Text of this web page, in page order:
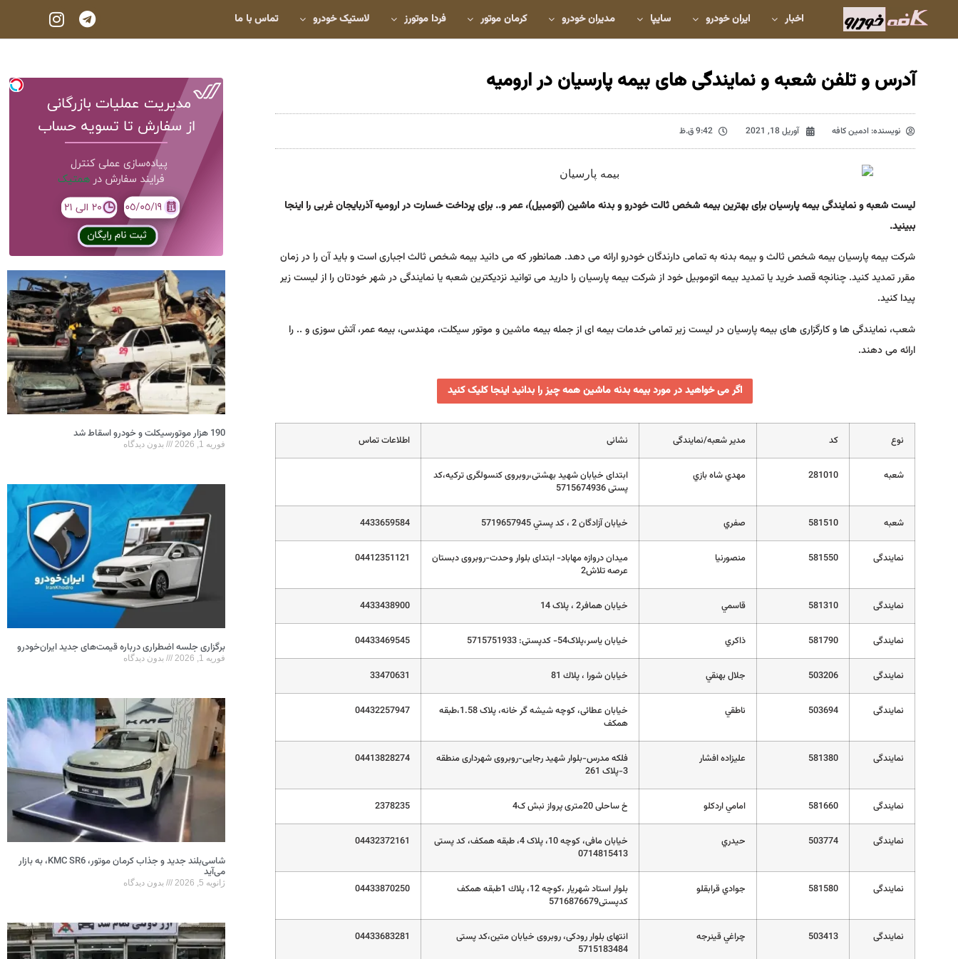
اخبار ایران خودرو سایپا مدیران خودرو کرمان موتور فردا موتورز لاستیک خودرو تماس با ما
آدرس و تلفن شعبه و نمایندگی های بیمه پارسیان در ارومیه
نویسنده: ادمین کافه آوریل 18, 2021 9:42 ق.ظ
لیست شعبه و نمایندگی بیمه پارسیان برای بهترین بیمه شخص ثالت خودرو و بدنه ماشین (اتومبیل)، عمر و.. برای پرداخت خسارت در ارومیه آذربایجان غربی را اینجا
ببینید.
شرکت بیمه پارسیان بیمه شخص ثالث و بیمه بدنه به تمامی دارندگان خودرو ارائه می دهد. همانطور که می دانید بیمه شخص ثالث اجباری است و باید آن را در زمان
مقرر تمدید کنید. چنانچه قصد خرید یا تمدید بیمه اتوموبیل خود از شرکت بیمه پارسیان را دارید می توانید نزدیکترین شعبه یا نمایندگی در شهر خودتان را از لیست زیر
پیدا کنید.
شعب، نمایندگی ها و کارگزاری های بیمه پارسیان در لیست زیر تمامی خدمات بیمه ای از جمله بیمه ماشین و موتور سیکلت، مهندسی، بیمه عمر، آتش سوزی و .. را
ارائه می دهند.
اگر می خواهید در مورد بیمه بدنه ماشین همه چیز را بدانید اینجا کلیک کنید
نوع کد مدیر شعبه/نمایندگی نشانی اطلاعات تماس
شعبه 281010 مهدي شاه بازي
ابتدای خیابان شهید بهشتی،روبروی کنسولگری ترکیه،کد
پستی 5715674936
شعبه 581510 صفري خيابان آزادگان 2 ، كد پستي 5719657945 4433659584
نمایندگی 581550 منصورنيا
میدان دروازه مهاباد- ابتدای بلوار وحدت-روبروی دبستان
عرصه تلاش2
04412351121
نمایندگی 581310 قاسمي خیابان همافر2 ، پلاک 14 4433438900
نمایندگی 581790 ذاكري خیابان یاسر،پلاک54- کدپستی: 5715751933 04433469545
نمایندگی 503206 جلال بهنقي خيابان شورا ، پلاك 81 33470631
نمایندگی 503694 ناطقي
خیابان عطائی، کوچه شیشه گر خانه، پلاک 1.58،طبقه
همکف
04432257947
نمایندگی 581380 علیزاده افشار
فلکه مدرس-بلوار شهید رجایی-روبروی شهرداری منطقه
3-پلاک 261
04413828274
نمایندگی 581660 امامي اردكلو خ ساحلی 20متری پرواز نبش ک4 2378235
نمایندگی 503774 حيدري
خیابان مافی، کوچه 10، پلاک 4، طبقه همکف، کد پستی
0714815413
04432372161
نمایندگی 581580 جوادي قرابقلو
بلوار استاد شهريار ،کوچه 12، پلاك 1طبقه همکف
کدپستی5716876679
04433870250
نمایندگی 503413 چراغي قينرجه
انتهای بلوار رودکی، روبروی خیابان متین،کد پستی
5715183484
04433683281
190 هزار موتورسیکلت و خودرو اسقاط شد
فوریه 1, 2026 بدون دیدگاه
برگزاری جلسه اضطراری درباره قیمت‌های جدید ایران‌خودرو
فوریه 1, 2026 بدون دیدگاه
شاسی‌بلند جدید و جذاب کرمان موتور، KMC SR6، به بازار
می‌آید
ژانویه 5, 2026 بدون دیدگاه